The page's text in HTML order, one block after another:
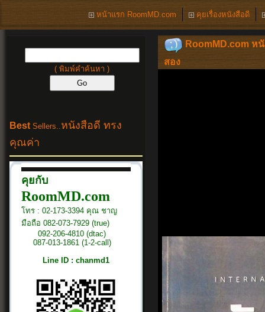
หน้าแรก RoomMD.com คุยเรื่องหนังสือดี
( พิมพ์คำค้นหา )
Best Sellers..หนังสือดี ทรง
คุณค่า
คุยกับ
RoomMD.com
โทร : 02-173-3394 คุณ ชาญ
มือถือ 082-073-7929 (true)
092-206-4810 (dtac)
087-013-1861 (1-2-call)
Line ID : chanmd1
RoomMD.com
สอง